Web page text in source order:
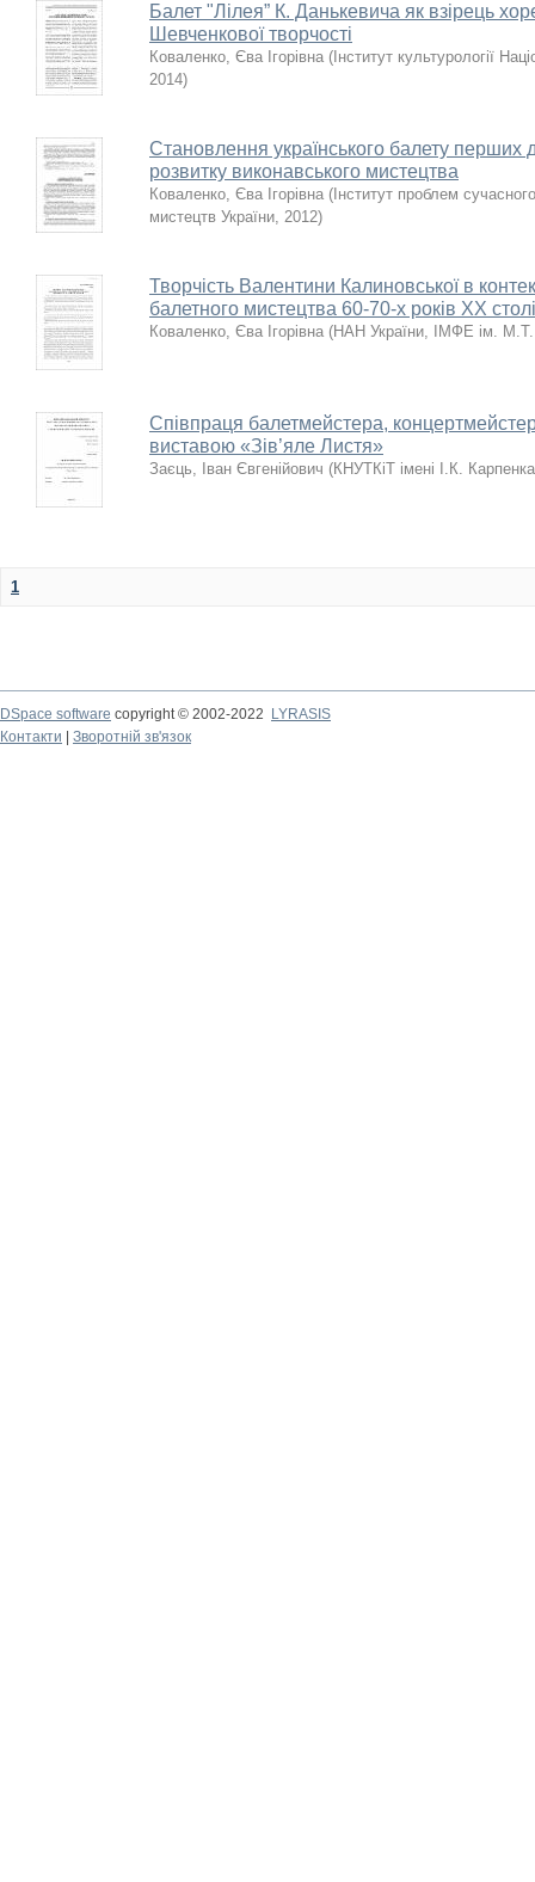
Балет "Лілея” К. Данькевича як взірець
Шевченкової творчості
Коваленко, Єва Ігорівна ( Інститут культурології
2014)
Становлення українського балету перших
розвитку виконавського мистецтва
Коваленко, Єва Ігорівна ( Інститут проблем
мистецтв України, 2012)
Творчість Валентини Калиновської в
балетного мистецтва 60-70-х років XX
Коваленко, Єва Ігорівна (НАН України, ІМФЕ ім. М.Т.
Співпраця балетмейстера,
виставою «Зів’яле Листя»
Заєць, Іван Євгенійович (КНУТКіТ імені І.К.
1
DSpace software copyright © 2002-2022
LYRASIS
Контакти
Зворотній зв'язок